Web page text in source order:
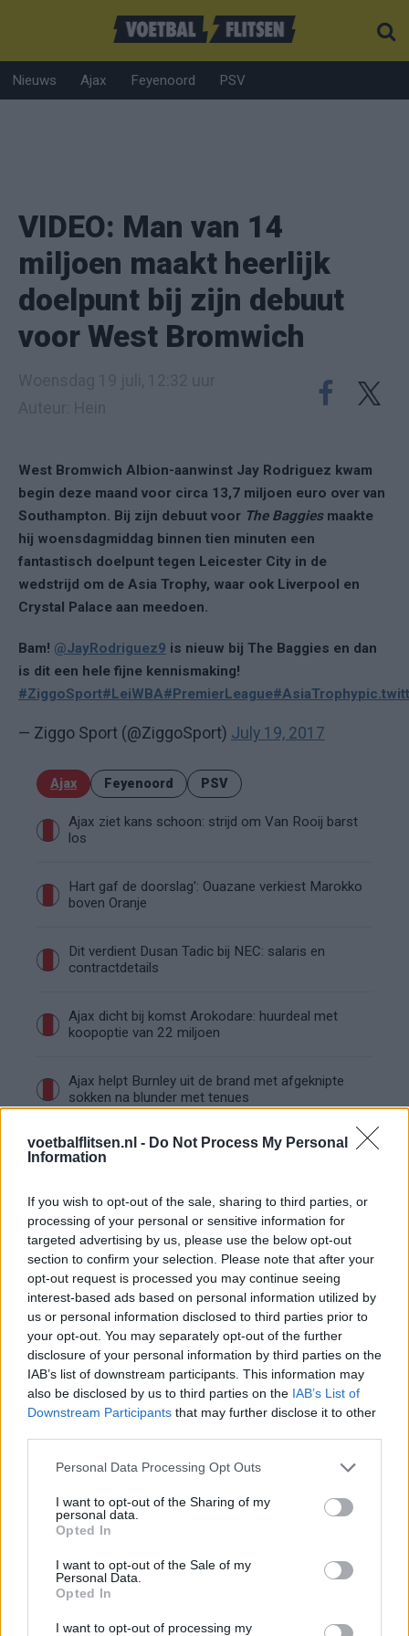
voetbalflitsen.nl - Do Not Process My Personal
Information
If you wish to opt-out of the sale, sharing to third parties, or
processing of your personal or sensitive information for
targeted advertising by us, please use the below opt-out
section to confirm your selection. Please note that after your
opt-out request is processed you may continue seeing
interest-based ads based on personal information utilized by
us or personal information disclosed to third parties prior to
your opt-out. You may separately opt-out of the further
disclosure of your personal information by third parties on the
IAB’s list of downstream participants. This information may
also be disclosed by us to third parties on the IAB’s List of
Downstream Participants that may further disclose it to other
Personal Data Processing Opt Outs
I want to opt-out of the Sharing of my
personal data.
Opted In
I want to opt-out of the Sale of my
Personal Data.
Opted In
I want to opt-out of processing my
Nieuws Ajax Feyenoord PSV
VIDEO: Man van 14
miljoen maakt heerlijk
doelpunt bij zijn debuut
voor West Bromwich
West Bromwich Albion-aanwinst Jay Rodriguez kwam
begin deze maand voor circa 13,7 miljoen euro over van
Southampton. Bij zijn debuut voor The Baggiesmaakte
hij woensdagmiddag binnen tien minuten een
fantastisch doelpunt tegen Leicester City in de
wedstrijd om de Asia Trophy, waar ook Liverpool en
Crystal Palace aan meedoen.
Bam! @JayRodriguez9 is nieuw bij The Baggies en dan
is dit een hele fijne kennismaking!
#ZiggoSport#LeiWBA#PremierLeague#AsiaTrophy
— Ziggo Sport (@ZiggoSport) July 19, 2017
Ajax Feyenoord PSV
Ajax ziet kans schoon: strijd om Van Rooij barst
los
Hart gaf de doorslag': Ouazane verkiest Marokko
boven Oranje
Dit verdient Dusan Tadic bij NEC: salaris en
contractdetails
Ajax dicht bij komst Arokodare: huurdeal met
koopoptie van 22 miljoen
Ajax helpt Burnley uit de brand met afgeknipte
sokken na blunder met tenues
Hakim Ziyech verhuurt opnieuw luxe
appartement op Amsterdamse Zuidas
Marcos Leonardo laat eerste indruk achter bij
Ajax: 'Hier gaan fans van genieten'
Resterend oefenprogramma Ajax: waar zijn de
duels te zien
Ajax groeit onder Míchel, maar transfermarkt
blijft cruciaal
Ajax-talent Mohamed Abdalla schrijft Europese
geschiedenis
Shane Kluivert krijgt kans van Flick en begint in
Servische media vergelijken Ajax-talent Abdellah
Ajax zet grote stap richting volgende ronde na